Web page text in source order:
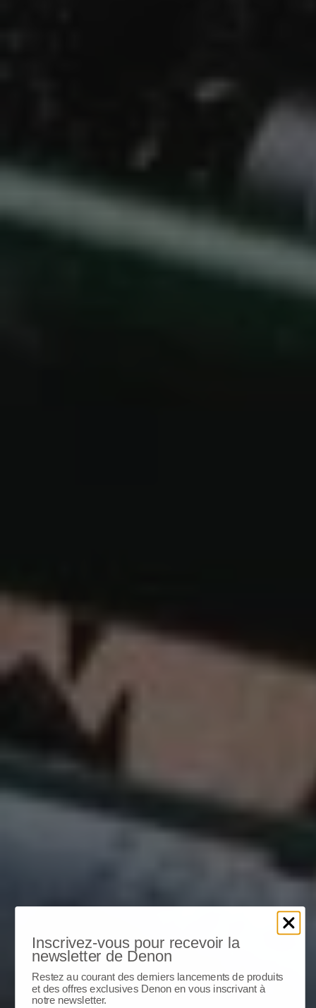
Inscrivez-vous pour recevoir la
newsletter de Denon
Restez au courant des derniers lancements de produits
et des offres exclusives Denon en vous inscrivant à
notre newsletter.